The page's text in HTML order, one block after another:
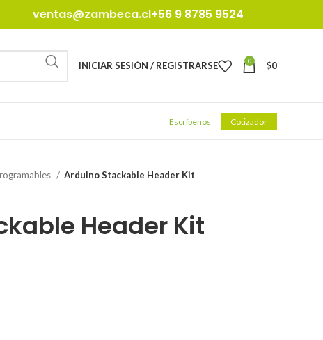
ventas@zambeca.cl+56 9 8785 9524
INICIAR SESIÓN / REGISTRARSE 0 $0
Escríbenos Cotizador
Arduino Stackable Header Kit
Header Kit